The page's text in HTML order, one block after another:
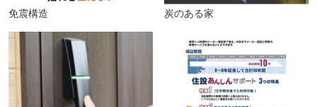
免震構造 炭のある家